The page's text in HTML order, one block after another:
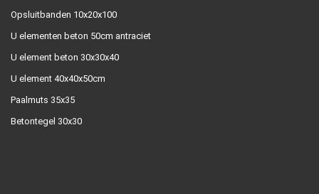
Opsluitbanden 10x20x100
U elementen beton 50cm antraciet
U element beton 30x30x40
U element 40x40x50cm
Paalmuts 35x35
Betontegel 30x30